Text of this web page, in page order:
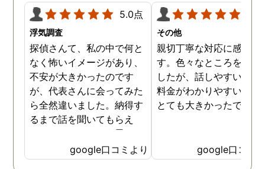
5.0点
浮気調査
探偵さんて、私の中で何と
なく怖いイメージがあり、
不安が大きかったのです
が、代表さんに会ってみた
ら全然違いました。納得す
るまで話を聞いてもらえ
て、ここならという思いで
依頼しました。代表さんが
私と一緒に戦ってくれてる
google口コミより
その他
親切丁寧な対応に感謝し
す。色々なところを探し
したが、話しやすいこと
料金がわかりやすいこと
とても大きかったです。
google口コミ